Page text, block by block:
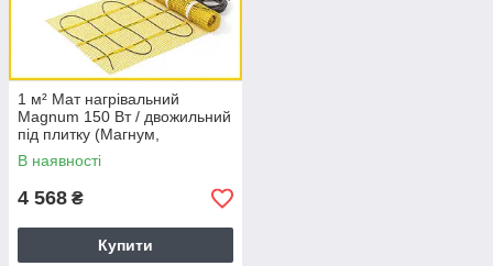
1 м² Мат нагрівальний
Magnum 150 Вт / двожильний
під плитку (Магнум,
Нідерланди)
В наявності
4 568 ₴
Купити